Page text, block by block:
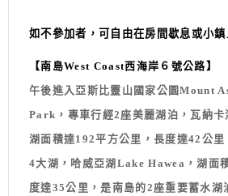
如不參加者，可自由在房間歇息或小鎮
【南島West Coast西海岸６號公路】
午後進入亞斯比靈山國家公園Mount
Park，專車行經2座美麗湖泊，瓦納卡
湖面積達192平方公里，長度達42公
4大湖，哈威亞湖Lake Hawea，湖面
度達35公里，是南島的2座重要蓄水湖